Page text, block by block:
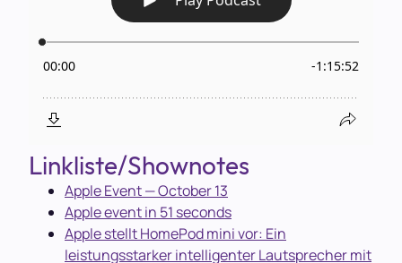
Linkliste/Shownotes
Apple Event — October 13
Apple event in 51 seconds
Apple stellt HomePod mini vor: Ein
leistungsstarker intelligenter Lautsprecher mit